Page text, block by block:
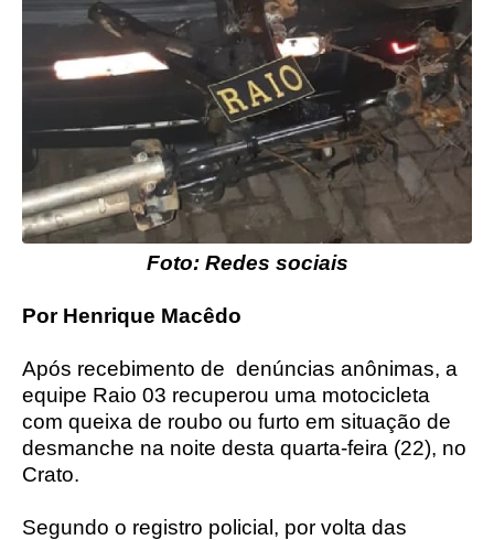
Foto: Redes sociais
Por Henrique Macêdo
Após recebimento de denúncias anônimas, a
equipe Raio 03 recuperou uma motocicleta
com queixa de roubo ou furto em situação de
desmanche na noite desta quarta-feira (22), no
Crato.
Segundo o registro policial, por volta das